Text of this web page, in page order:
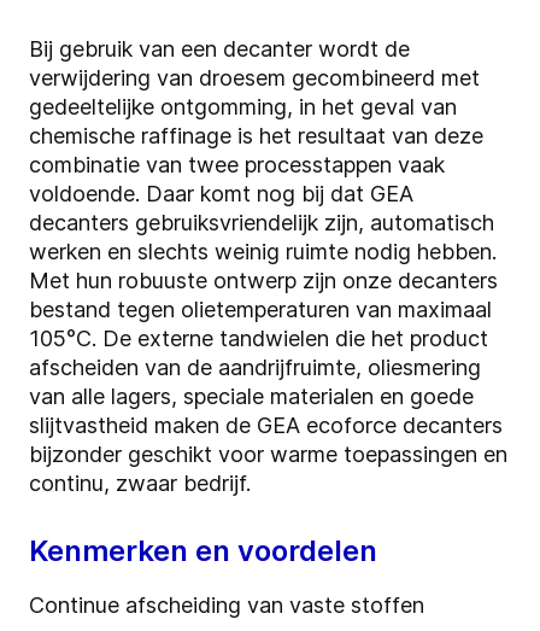
Bij gebruik van een decanter wordt de
verwijdering van droesem gecombineerd met
gedeeltelijke ontgomming, in het geval van
chemische raffinage is het resultaat van deze
combinatie van twee processtappen vaak
voldoende. Daar komt nog bij dat GEA
decanters gebruiksvriendelijk zijn, automatisch
werken en slechts weinig ruimte nodig hebben.
Met hun robuuste ontwerp zijn onze decanters
bestand tegen olietemperaturen van maximaal
105°C. De externe tandwielen die het product
afscheiden van de aandrijfruimte, oliesmering
van alle lagers, speciale materialen en goede
slijtvastheid maken de GEA ecoforce decanters
bijzonder geschikt voor warme toepassingen en
continu, zwaar bedrijf.
Kenmerken en voordelen
Continue afscheiding van vaste stoffen